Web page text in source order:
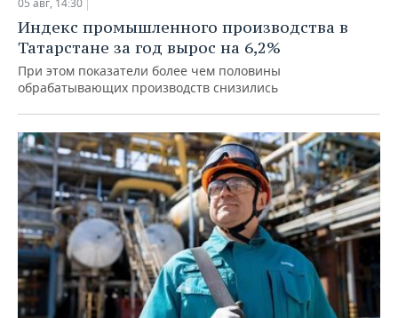
Индекс промышленного производства в
Татарстане за год вырос на 6,2%
При этом показатели более чем половины
обрабатывающих производств снизились